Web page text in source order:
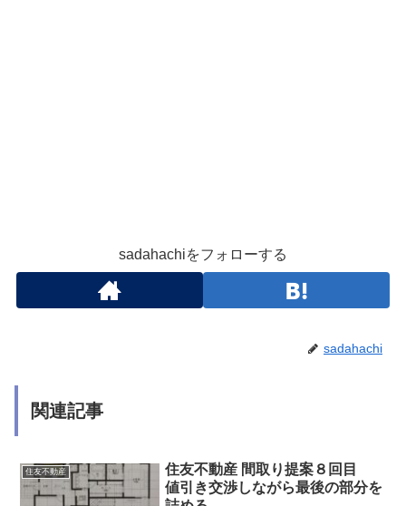
sadahachiをフォローする
sadahachi
関連記事
住友不動産
住友不動産 間取り提案８回目
値引き交渉しながら最後の部分を